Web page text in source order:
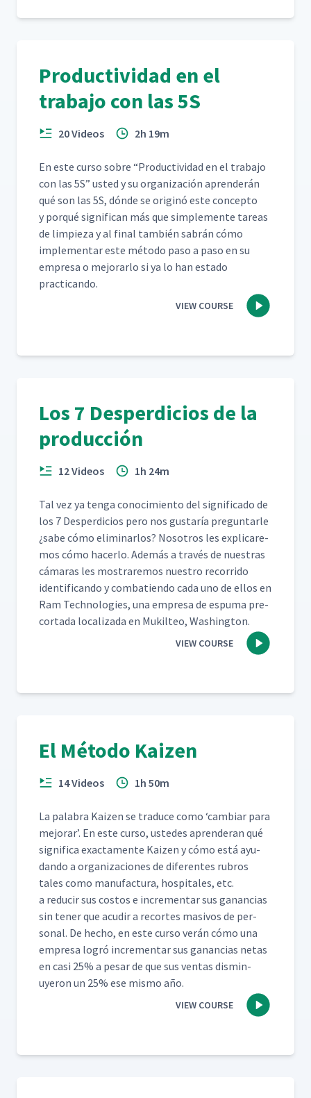
Productividad en el
trabajo con las 5S
20 Videos 2h 19m
En este cur­so sobre “Pro­duc­tivi­dad en el tra­ba­jo
con las 5S” ust­ed y su orga­ni­zación apren­derán
qué son las 5S, dónde se orig­inó este con­cep­to
y porqué sig­nif­i­can más que sim­ple­mente tar­eas
de limpieza y al final tam­bién sabrán cómo
imple­men­tar este méto­do paso a paso en su
empre­sa o mejo­rar­lo si ya lo han esta­do
practicando.
VIEW COURSE
Los 7 Desperdicios de la
producción
12 Videos 1h 24m
Tal vez ya ten­ga conocimien­to del sig­nifi­ca­do de
los 7 Des­perdi­cios pero nos gus­taría pre­gun­tar­le
¿sabe cómo elim­i­nar­los? Nosotros les expli­care­
mos cómo hac­er­lo. Además a través de nues­tras
cámaras les mostraremos nue­stro recor­ri­do
iden­ti­f­i­can­do y com­bat­ien­do cada uno de ellos en
Ram Tech­nolo­gies, una empre­sa de espuma pre-
cor­ta­da local­iza­da en Muk­il­teo, Washington.
VIEW COURSE
El Método Kaizen
14 Videos 1h 50m
La pal­abra Kaizen se tra­duce como ‘cam­biar para
mejo­rar’. En este cur­so, ust­edes apren­der­an qué
sig­nifi­ca exac­ta­mente Kaizen y cómo está ayu­
dan­do a orga­ni­za­ciones de difer­entes rubros
tales como man­u­fac­tura, hos­pi­tales, etc.
a reducir sus cos­tos e incre­men­tar sus ganan­cias
sin ten­er que acud­ir a recortes masivos de per­
son­al. De hecho, en este cur­so verán cómo una
empre­sa logró incre­men­tar sus ganan­cias netas
en casi 25% a pesar de que sus ven­tas dis­min­
uyeron un 25% ese mis­mo año.
VIEW COURSE